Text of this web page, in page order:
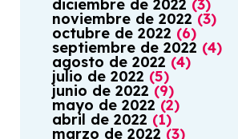
diciembre de 2022 (3)
noviembre de 2022 (3)
octubre de 2022 (6)
septiembre de 2022 (4)
agosto de 2022 (4)
julio de 2022 (5)
junio de 2022 (9)
mayo de 2022(2)
abril de 2022 (1)
marzo de 2022 (3)